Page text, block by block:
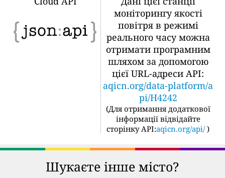
моніторингу якості
повітря в режимі
реального часу можна
отримати програмним
шляхом за допомогою
цієї URL-адреси API:
aqicn.org/data-platform/a
pi/H4242
(Для отримання додаткової
інформації відвідайте
сторінку API:aqicn.org/api/ )
Шукаєте інше місто?